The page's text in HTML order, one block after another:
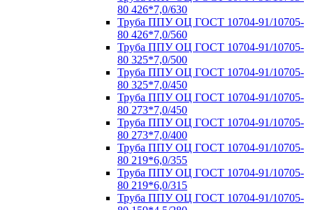
80 426*7,0/630
Труба ППУ ОЦ ГОСТ 10704-91/10705-
80 426*7,0/560
Труба ППУ ОЦ ГОСТ 10704-91/10705-
80 325*7,0/500
Труба ППУ ОЦ ГОСТ 10704-91/10705-
80 325*7,0/450
Труба ППУ ОЦ ГОСТ 10704-91/10705-
80 273*7,0/450
Труба ППУ ОЦ ГОСТ 10704-91/10705-
80 273*7,0/400
Труба ППУ ОЦ ГОСТ 10704-91/10705-
80 219*6,0/355
Труба ППУ ОЦ ГОСТ 10704-91/10705-
80 219*6,0/315
Труба ППУ ОЦ ГОСТ 10704-91/10705-